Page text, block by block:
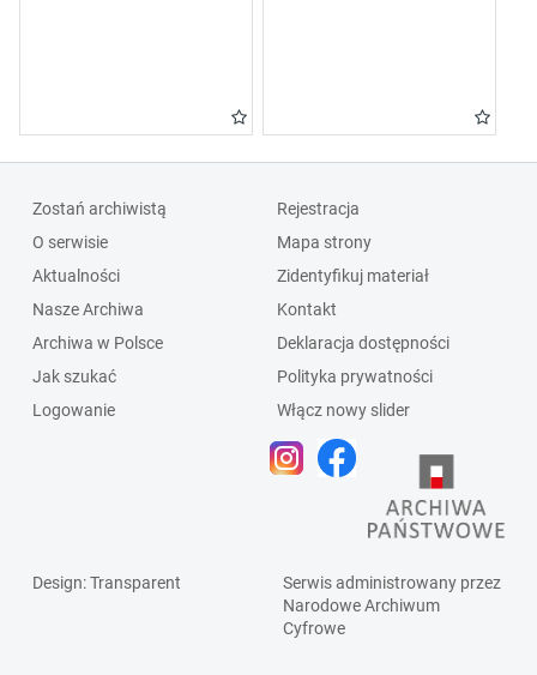
Zostań archiwistą
O serwisie
Aktualności
Nasze Archiwa
Archiwa w Polsce
Jak szukać
Logowanie
Rejestracja
Mapa strony
Zidentyfikuj materiał
Kontakt
Deklaracja dostępności
Polityka prywatności
Włącz nowy slider
Design: Transparent
Serwis administrowany przez
Narodowe Archiwum
Cyfrowe